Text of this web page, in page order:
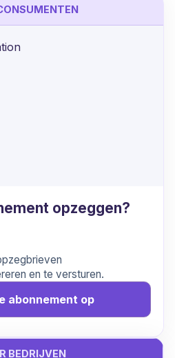
opzeggen?
en te versturen.
abonnement op
BEDRIJVEN